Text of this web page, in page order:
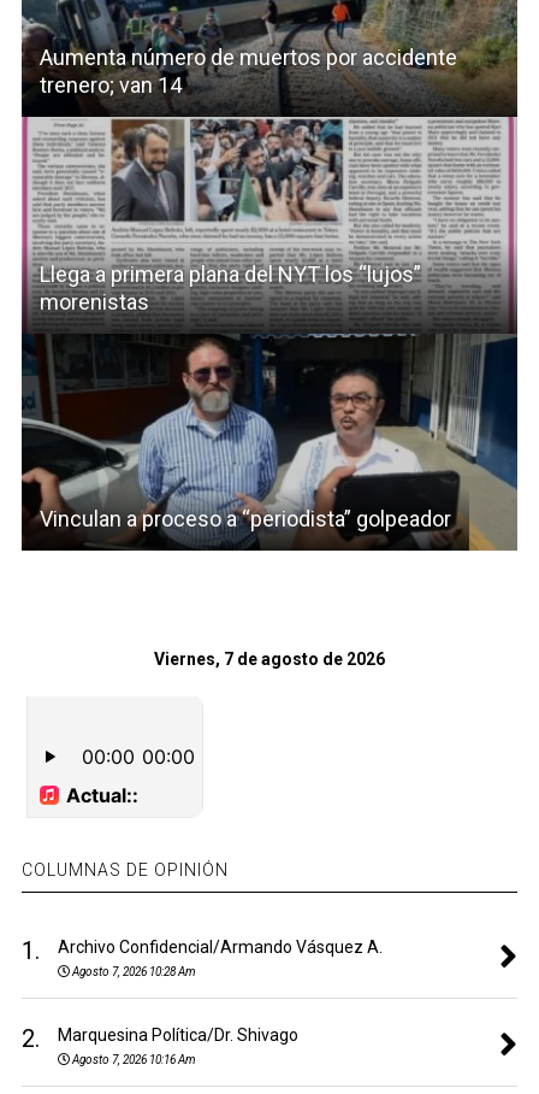
Aumenta número de muertos por accidente
trenero; van 14
Llega a primera plana del NYT los “lujos”
morenistas
Vinculan a proceso a “periodista” golpeador
Viernes, 7 de agosto de 2026
COLUMNAS DE OPINIÓN
1. Archivo Confidencial/Armando Vásquez A.
Agosto 7, 2026 10:28 Am
2. Marquesina Política/Dr. Shivago
Agosto 7, 2026 10:16 Am